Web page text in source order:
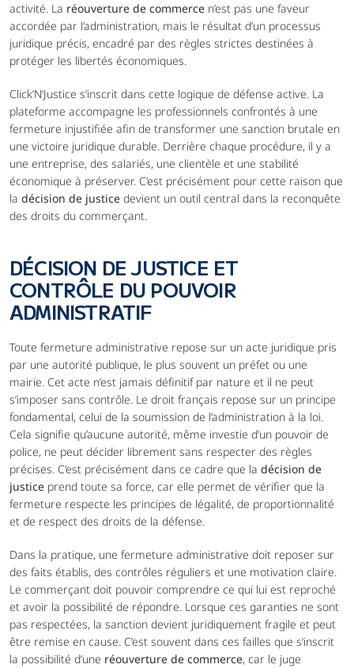
activité. La réouverture de commerce n’est pas une faveur
accordée par l’administration, mais le résultat d’un processus
juridique précis, encadré par des règles strictes destinées à
protéger les libertés économiques.
Click’N’Justice s’inscrit dans cette logique de défense active. La
plateforme accompagne les professionnels confrontés à une
fermeture injustifiée afin de transformer une sanction brutale en
une victoire juridique durable. Derrière chaque procédure, il y a
une entreprise, des salariés, une clientèle et une stabilité
économique à préserver. C’est précisément pour cette raison que
la décision de justice devient un outil central dans la reconquête
des droits du commerçant.
DÉCISION DE JUSTICE ET
CONTRÔLE DU POUVOIR
ADMINISTRATIF
Toute fermeture administrative repose sur un acte juridique pris
par une autorité publique, le plus souvent un préfet ou une
mairie. Cet acte n’est jamais définitif par nature et il ne peut
s’imposer sans contrôle. Le droit français repose sur un principe
fondamental, celui de la soumission de l’administration à la loi.
Cela signifie qu’aucune autorité, même investie d’un pouvoir de
police, ne peut décider librement sans respecter des règles
précises. C’est précisément dans ce cadre que la décision de
justice prend toute sa force, car elle permet de vérifier que la
fermeture respecte les principes de légalité, de proportionnalité
et de respect des droits de la défense.
Dans la pratique, une fermeture administrative doit reposer sur
des faits établis, des contrôles réguliers et une motivation claire.
Le commerçant doit pouvoir comprendre ce qui lui est reproché
et avoir la possibilité de répondre. Lorsque ces garanties ne sont
pas respectées, la sanction devient juridiquement fragile et peut
être remise en cause. C’est souvent dans ces failles que s’inscrit
la possibilité d’une réouverture de commerce, car le juge